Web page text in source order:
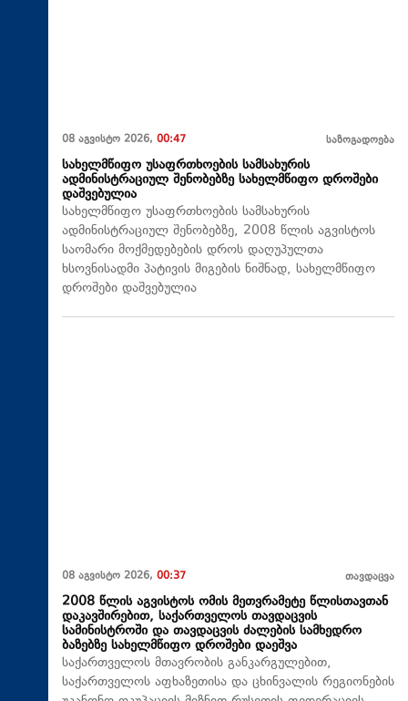
08 აგვისტო 2026, 00:47 საზოგადოება
სახელმწიფო უსაფრთხოების სამსახურის
ადმინისტრაციულ შენობებზე სახელმწიფო დროშები
დაშვებულია
სახელმწიფო უსაფრთხოების სამსახურის
ადმინისტრაციულ შენობებზე, 2008 წლის აგვისტოს
საომარი მოქმედებების დროს დაღუპულთა
ხსოვნისადმი პატივის მიგების ნიშნად, სახელმწიფო
დროშები დაშვებულია
08 აგვისტო 2026, 00:37 თავდაცვა
2008 წლის აგვისტოს ომის მეთვრამეტე წლისთავთან
დაკავშირებით, საქართველოს თავდაცვის
სამინისტროში და თავდაცვის ძალების სამხედრო
ბაზებზე სახელმწიფო დროშები დაეშვა
საქართველოს მთავრობის განკარგულებით,
საქართველოს აფხაზეთისა და ცხინვალის რეგიონების